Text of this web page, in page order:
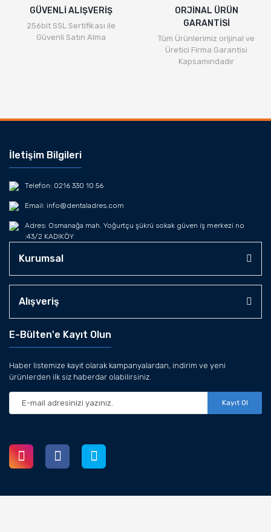
GÜVENLİ ALIŞVERİŞ
256bit SSL Sertifikası ile
Güvenli Satın Alma
ORJİNAL ÜRÜN
GARANTİSİ
Tüm Ürünlerimiz orijinal ve
Üretici Firma Garantisi
Kapsamındadır
İletişim Bilgileri
Telefon: 0216 330 10 56
Email: info@dentaladres.com
Adres: Osmanağa mah. Yoğurtçu şükrü sokak güven iş merkezi no
:43/2 KADIKÖY
Kurumsal
Alışveriş
E-Bülten'e Kayıt Olun
Haber listemize kayıt olarak kampanyalardan, indirim ve yeni
ürünlerden ilk siz haberdar olabilirsiniz.
Kayıt Ol